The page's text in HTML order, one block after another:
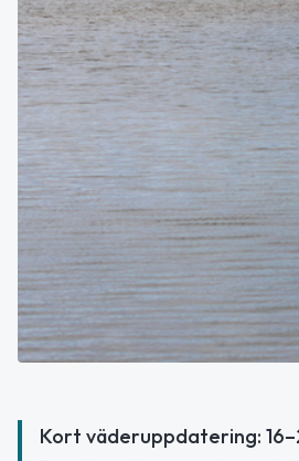
Kort väderuppdatering: